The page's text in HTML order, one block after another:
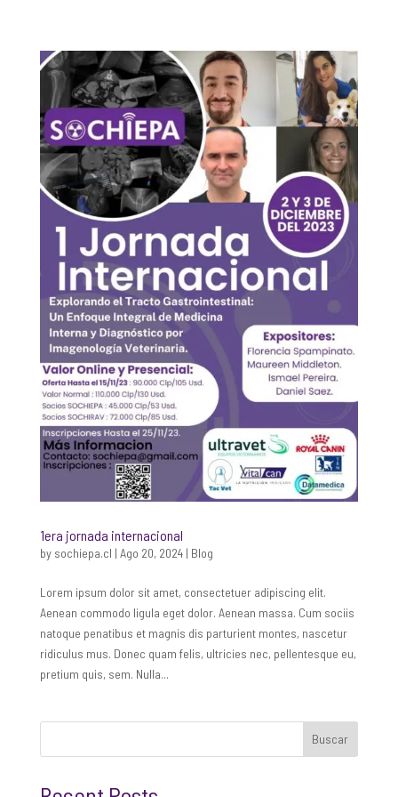
1era jornada internacional
by sochiepa.cl | Ago 20, 2024| Blog
Lorem ipsum dolor sit amet, consectetuer adipiscing elit.
Aenean commodo ligula eget dolor. Aenean massa. Cum sociis
natoque penatibus et magnis dis parturient montes, nascetur
ridiculus mus. Donec quam felis, ultricies nec, pellentesque eu,
pretium quis, sem. Nulla...
Buscar